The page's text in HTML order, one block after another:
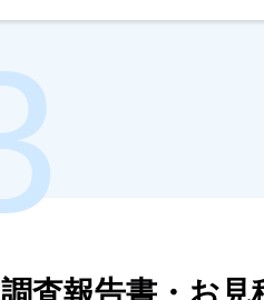
調査報告書・お見